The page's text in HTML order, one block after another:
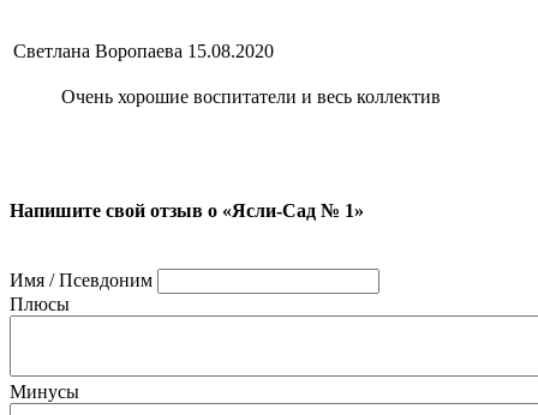
Светлана Воропаева 15.08.2020
Очень хорошие воспитатели и весь коллектив
Напишите свой отзыв о «Ясли-Сад № 1»
Имя / Псевдоним
Плюсы
Минусы